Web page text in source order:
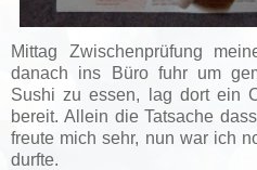
Mittag Zwischenprüfung
danach ins Büro fuhr um
Sushi zu essen, lag dort ein
bereit. Allein die Tatsache
freute mich sehr, nun war ich
durfte.